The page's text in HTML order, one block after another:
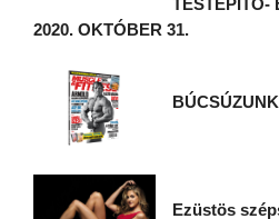
2020. OKTÓBER 31.
Ezüstös